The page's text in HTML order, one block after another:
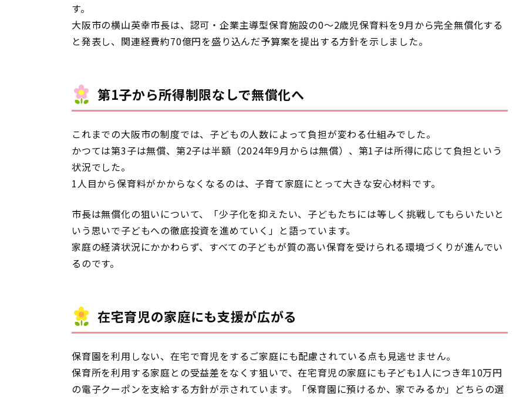
す。
大阪市の横山英幸市長は、認可・企業主導型保育施設の0〜2歳児保育料を9月から完全無償化する
と発表し、関連経費約70億円を盛り込んだ予算案を提出する方針を示しました。
第1子から所得制限なしで無償化へ
これまでの大阪市の制度では、子どもの人数によって負担が変わる仕組みでした。
かつては第3子は無償、第2子は半額（2024年9月からは無償）、第1子は所得に応じて負担という
状況でした。
1人目から保育料がかからなくなるのは、子育て家庭にとって大きな安心材料です。
市長は無償化の狙いについて、「少子化を抑えたい、子どもたちには等しく挑戦してもらいたいと
いう思いで子どもへの徹底投資を進めていく」と語っています。
家庭の経済状況にかかわらず、すべての子どもが質の高い保育を受けられる環境づくりが進んでい
るのです。
在宅育児の家庭にも支援が広がる
保育園を利用しない、在宅で育児をするご家庭にも配慮されている点も見逃せません。
保育所を利用する家庭との受益差をなくす狙いで、在宅育児の家庭にも子ども1人につき年10万円
の電子クーポンを支給する方針が示されています。「保育園に預けるか、家でみるか」どちらの選